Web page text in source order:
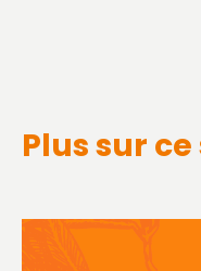
Plus sur